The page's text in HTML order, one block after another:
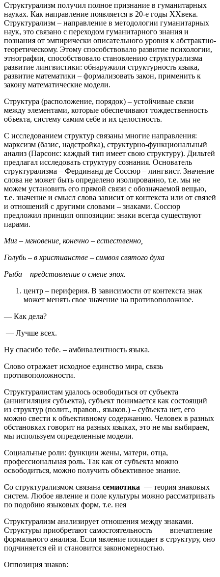
Структурализм получил полное признание в гуманитарных
науках. Как направление появляется в 20-е годы XXвека.
Структурализм – направление в методологии гуманитарных
наук, это связано с переходом гуманитарного знания и
познания от эмпирически описательного уровня к абстрактно-
теоретическому. Этому способствовало развитие психологии,
этнографии, способствовало становлению структурализма
развитие лингвистики: обнаружили структурность языка,
развитие математики – формализовать закон, применить к
закону математические модели.
Структура (расположение, порядок) – устойчивые связи
между элементами, которые обеспечивают тождественность
объекта, систему самим себе и их целостность.
С исследованием структур связаны многие направления:
марксизм (базис, надстройка), структурно-функциональный
анализ (Парсонс: каждый тип имеет свою структуру). Дильтей
предлагал исследовать структуру сознания. Основатель
структурализма – Фердинанд де Соссюр – лингвист. Значение
слова не может быть определено изолированно, т.е. мы не
можем установить его прямой связи с обозначаемой вещью,
т.е. значение и смысл слова зависит от контекста или от связей
и отношений с другими словами – знаками. Соссюр
предложил принцип оппозиции: знаки всегда существуют
парами.
Миг – мгновение, конечно – естественно,
Голубь – в христианстве – символ святого духа
Рыба – представление о смене эпох.
центр – периферия. В зависимости от контекста знак
может менять свое значение на противоположное.
— Как дела?
— Лучше всех.
Ну спасибо тебе. – амбивалентность языка.
Слово отражает исходное единство мира, связь
противоположности.
Структуралистам удалось освободиться от субъекта
(аннигиляция субъекта), субъект понимается как состоящий
из структур (полит., правов., языков.) – субъекта нет, его
можно свести к объективному содержанию. Человек в разных
обстановках говорит на разных языках, это не мы выбираем,
мы используем определенные модели.
Социальные роли: функции жены, матери, отца,
профессиональная роль. Так как от субъекта можно
освободиться, можно получить объективное знание.
Со структурализмом связана семиотика — теория знаковых
систем. Любое явление и поле культуры можно рассматривать
по подобию языковых форм, т.е. нея
Структурализм анализирует отношения между знаками.
Структуры приобретают самостоятельность впечатление
формального анализа. Если явление попадает в структуру, оно
подчиняется ей и становится закономерностью.
Оппозиция знаков: